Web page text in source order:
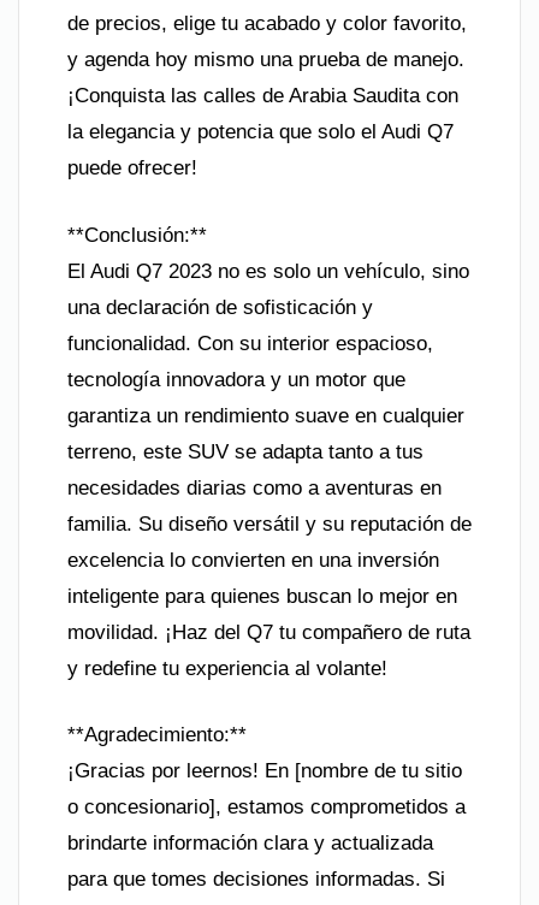
de precios, elige tu acabado y color favorito,
y agenda hoy mismo una prueba de manejo.
¡Conquista las calles de Arabia Saudita con
la elegancia y potencia que solo el Audi Q7
puede ofrecer!
**Conclusión:**
El Audi Q7 2023 no es solo un vehículo, sino
una declaración de sofisticación y
funcionalidad. Con su interior espacioso,
tecnología innovadora y un motor que
garantiza un rendimiento suave en cualquier
terreno, este SUV se adapta tanto a tus
necesidades diarias como a aventuras en
familia. Su diseño versátil y su reputación de
excelencia lo convierten en una inversión
inteligente para quienes buscan lo mejor en
movilidad. ¡Haz del Q7 tu compañero de ruta
y redefine tu experiencia al volante!
**Agradecimiento:**
¡Gracias por leernos! En [nombre de tu sitio
o concesionario], estamos comprometidos a
brindarte información clara y actualizada
para que tomes decisiones informadas. Si